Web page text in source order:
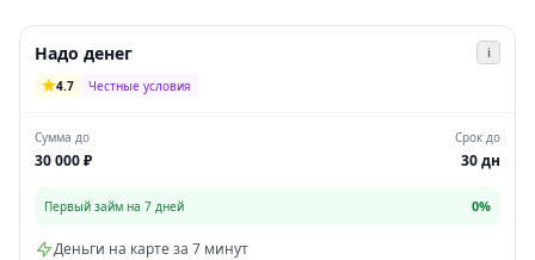
Надо денег
i
4.7
Честные условия
Сумма до
30 000 ₽
Срок до
30 дн
Первый займ на 7 дней 0%
Деньги на карте за 7 минут